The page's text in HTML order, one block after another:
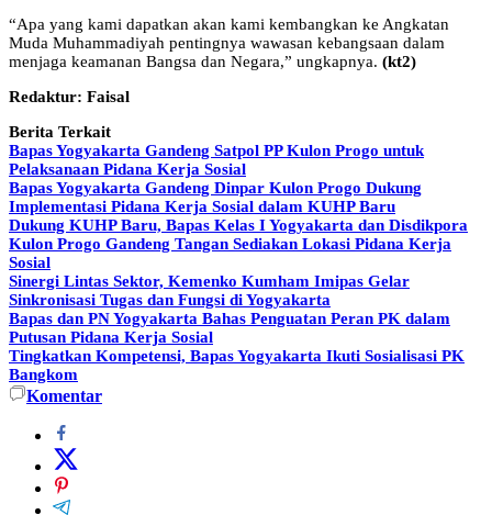
“Apa yang kami dapatkan akan kami kembangkan ke Angkatan
Muda Muhammadiyah pentingnya wawasan kebangsaan dalam
menjaga keamanan Bangsa dan Negara,” ungkapnya. (kt2)
Redaktur: Faisal
Berita Terkait
Bapas Yogyakarta Gandeng Satpol PP Kulon Progo untuk
Pelaksanaan Pidana Kerja Sosial
Bapas Yogyakarta Gandeng Dinpar Kulon Progo Dukung
Implementasi Pidana Kerja Sosial dalam KUHP Baru
Dukung KUHP Baru, Bapas Kelas I Yogyakarta dan Disdikpora
Kulon Progo Gandeng Tangan Sediakan Lokasi Pidana Kerja
Sosial
Sinergi Lintas Sektor, Kemenko Kumham Imipas Gelar
Sinkronisasi Tugas dan Fungsi di Yogyakarta
Bapas dan PN Yogyakarta Bahas Penguatan Peran PK dalam
Putusan Pidana Kerja Sosial
Tingkatkan Kompetensi, Bapas Yogyakarta Ikuti Sosialisasi PK
Bangkom
Komentar